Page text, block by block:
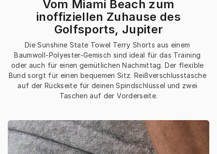
Vom Miami Beach zum
inoffiziellen Zuhause des
Golfsports, Jupiter
Die Sunshine State Towel Terry Shorts aus einem
Baumwoll-Polyester-Gemisch sind ideal für das Training
oder auch für einen gemütlichen Nachmittag. Der flexible
Bund sorgt für einen bequemen Sitz. Reißverschlusstasche
auf der Rückseite für deinen Spindschlüssel und zwei
Taschen auf der Vorderseite.